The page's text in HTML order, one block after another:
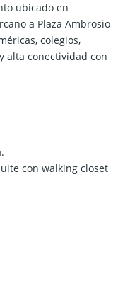
ubicado en
a Plaza Ambrosio
colegios,
alta conectividad con
con walking closet